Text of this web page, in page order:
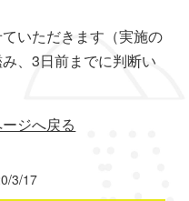
いただきます（実施の
、3日前までに判断い
ジへ戻る
3/17